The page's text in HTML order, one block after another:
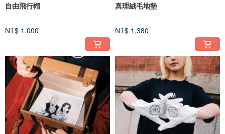
自由飛行帽
NT$ 1,000
真理絨毛地墊
NT$ 1,380